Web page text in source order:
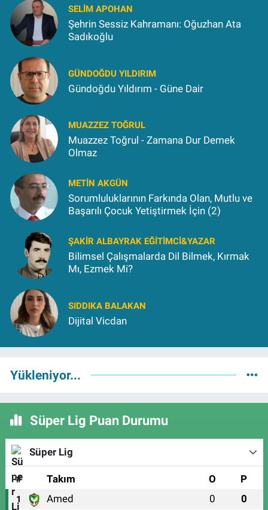
SELIM APOHAN
Şehrin Sessiz Kahramanı: Oğuzhan Ata
Sadıkoğlu
GÜNDOĞDU YILDIRIM
Gündoğdu Yıldırım - Güne Dair
MUAZZEZ TOĞRUL
Muazzez Toğrul - Zamana Dur Demek
Olmaz
METIN AKGÜN
Sorumluluklarının Farkında Olan, Mutlu ve
Başarılı Çocuk Yetiştirmek İçin (2)
ŞAKIR ALBAYRAK EĞITIMCI&YAZAR
Bilimsel Çalışmalarda Dil Bilmek, Kırmak
Mı, Ezmek Mi?
SIDDIKA BALAKAN
Dijital Vicdan
Yükleniyor...
Süper Lig Puan Durumu
Süper Lig
# Takım O P
1 Amed 0 0